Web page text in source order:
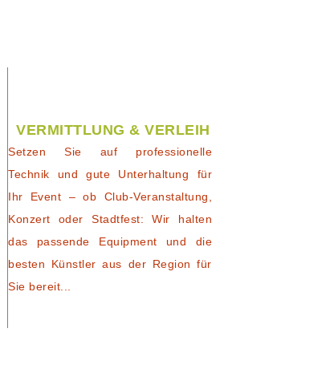
VERMITTLUNG & VERLEIH
Setzen Sie auf professionelle
Technik und gute Unterhaltung für
Ihr Event – ob Club-Veranstaltung,
Konzert oder Stadtfest: Wir halten
das passende Equipment und die
besten Künstler aus der Region für
Sie bereit...